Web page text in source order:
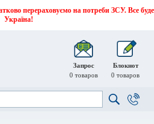
перераховуємо на потреби ЗСУ. Все буде
Україна!
Запрос
0 товаров
Блокнот
0 товаров